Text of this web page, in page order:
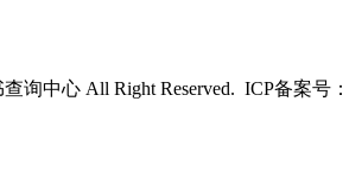
询中心 All Right Reserved. ICP备案号：